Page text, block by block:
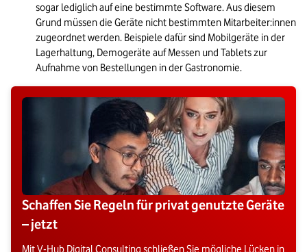
sogar lediglich auf eine bestimmte Software. Aus diesem
Grund müssen die Geräte nicht bestimmten Mitarbeiter:innen
zugeordnet werden. Beispiele dafür sind Mobilgeräte in der
Lagerhaltung, Demogeräte auf Messen und Tablets zur
Aufnahme von Bestellungen in der Gastronomie.
Schaffen Sie Regeln für privat genutzte Geräte
– jetzt
Mit V-Hub Digital Consulting schließen Sie mögliche Lücken in